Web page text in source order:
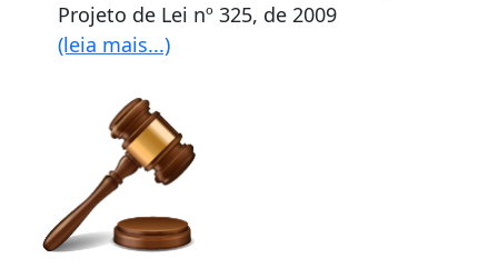
Projeto de Lei nº 325, de 2009
(leia mais...)